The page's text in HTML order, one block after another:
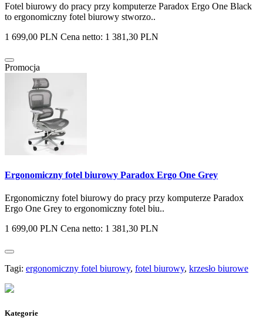
Fotel biurowy do pracy przy komputerze Paradox Ergo One Black
to ergonomiczny fotel biurowy stworzo..
1 699,00 PLN Cena netto: 1 381,30 PLN
Promocja
Ergonomiczny fotel biurowy Paradox Ergo One Grey
Ergonomiczny fotel biurowy do pracy przy komputerze Paradox
Ergo One Grey to ergonomiczny fotel biu..
1 699,00 PLN Cena netto: 1 381,30 PLN
Tagi: ergonomiczny fotel biurowy, fotel biurowy, krzesło biurowe
Kategorie